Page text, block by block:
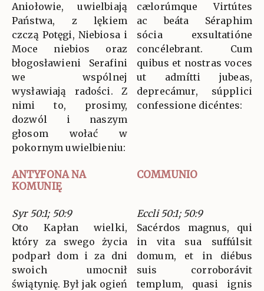
Aniołowie, uwielbiają
Państwa, z lękiem
czczą Potęgi, Niebiosa i
Moce niebios oraz
błogosławieni Serafini
we wspólnej
wysławiają radości. Z
nimi to, prosimy,
dozwól i naszym
głosom wołać w
pokornym uwielbieniu:
cælorúmque Virtútes
ac beáta Séraphim
sócia exsultatióne
concélebrant. Cum
quibus et nostras voces
ut admítti jubeas,
deprecámur, súpplici
confessione dicéntes:
ANTYFONA NA
KOMUNIĘ
COMMUNIO
Syr 50:1; 50:9
Oto Kapłan wielki,
który za swego życia
podparł dom i za dni
swoich umocnił
świątynię. Był jak ogień
Eccli 50:1; 50:9
Sacérdos magnus, qui
in vita sua suffúlsit
domum, et in diébus
suis corroborávit
templum, quasi ignis